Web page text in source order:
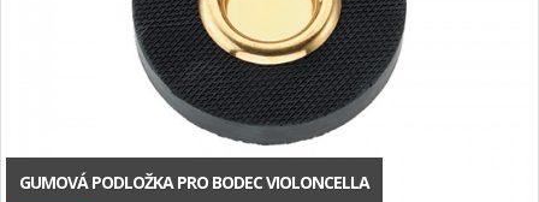
GUMOVÁ PODLOŽKA PRO BODEC VIOLONCELLA